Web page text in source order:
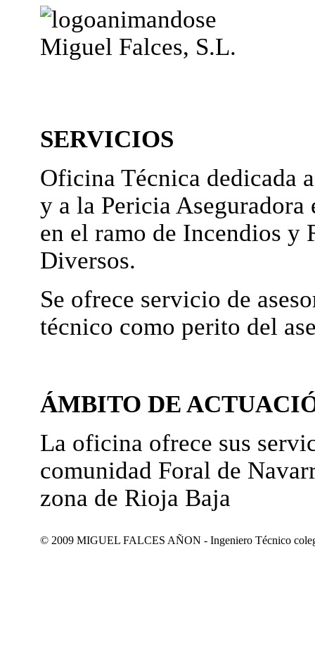
Miguel Falces, S.L.
SERVICIOS
Oficina Técnica dedicada
y a la Pericia Aseguradora
en el ramo de Incendios y
Diversos.
Se ofrece servicio de
técnico como perito del
ÁMBITO DE
La oficina ofrece sus
comunidad Foral de
zona de Rioja Baja
© 2009 MIGUEL FALCES AÑON - Ingeniero Técnico